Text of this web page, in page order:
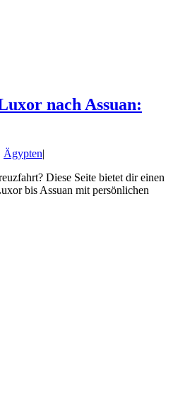
nach Assuan:
Ägypten|
Diese Seite bietet dir einen
bis Assuan mit persönlichen